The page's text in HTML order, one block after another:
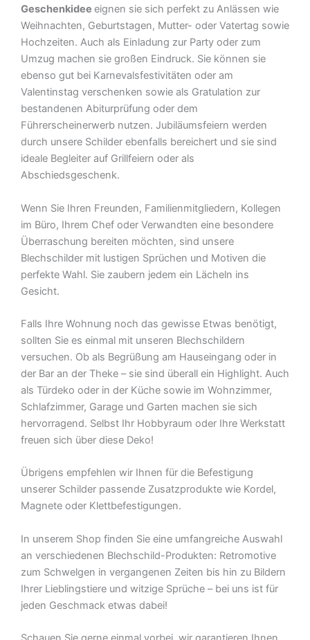
Geschenkidee eignen sie sich perfekt zu Anlässen wie
Weihnachten, Geburtstagen, Mutter- oder Vatertag sowie
Hochzeiten. Auch als Einladung zur Party oder zum
Umzug machen sie großen Eindruck. Sie können sie
ebenso gut bei Karnevalsfestivitäten oder am
Valentinstag verschenken sowie als Gratulation zur
bestandenen Abiturprüfung oder dem
Führerscheinerwerb nutzen. Jubiläumsfeiern werden
durch unsere Schilder ebenfalls bereichert und sie sind
ideale Begleiter auf Grillfeiern oder als
Abschiedsgeschenk.
Wenn Sie Ihren Freunden, Familienmitgliedern, Kollegen
im Büro, Ihrem Chef oder Verwandten eine besondere
Überraschung bereiten möchten, sind unsere
Blechschilder mit lustigen Sprüchen und Motiven die
perfekte Wahl. Sie zaubern jedem ein Lächeln ins
Gesicht.
Falls Ihre Wohnung noch das gewisse Etwas benötigt,
sollten Sie es einmal mit unseren Blechschildern
versuchen. Ob als Begrüßung am Hauseingang oder in
der Bar an der Theke – sie sind überall ein Highlight. Auch
als Türdeko oder in der Küche sowie im Wohnzimmer,
Schlafzimmer, Garage und Garten machen sie sich
hervorragend. Selbst Ihr Hobbyraum oder Ihre Werkstatt
freuen sich über diese Deko!
Übrigens empfehlen wir Ihnen für die Befestigung
unserer Schilder passende Zusatzprodukte wie Kordel,
Magnete oder Klettbefestigungen.
In unserem Shop finden Sie eine umfangreiche Auswahl
an verschiedenen Blechschild-Produkten: Retromotive
zum Schwelgen in vergangenen Zeiten bis hin zu Bildern
Ihrer Lieblingstiere und witzige Sprüche – bei uns ist für
jeden Geschmack etwas dabei!